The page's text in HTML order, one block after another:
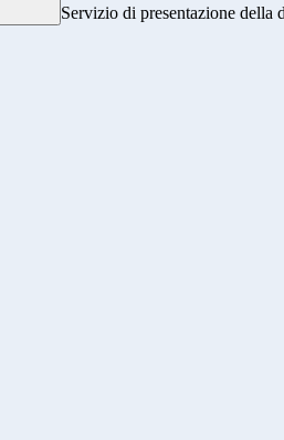
Servizio di presentazione